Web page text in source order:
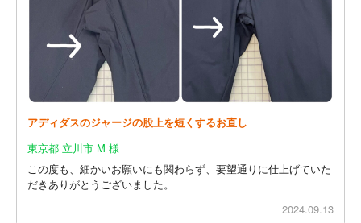
アディダスのジャージの股上を短くするお直し
東京都 立川市 M 様
この度も、細かいお願いにも関わらず、要望通りに仕上げていた
だきありがとうございました。
2024.09.13